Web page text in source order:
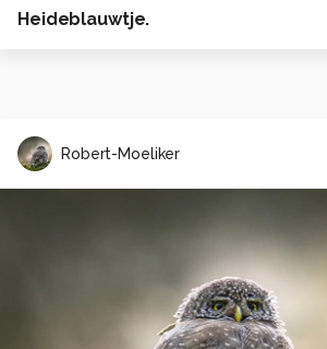
Heideblauwtje.
Robert-Moeliker